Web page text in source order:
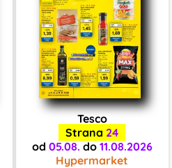
Tesco
Strana 24
od 05.08. do 11.08.2026
Hypermarket